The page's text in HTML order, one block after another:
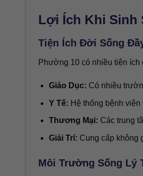
Lợi Ích Khi Sinh
Tiện Ích Đời Sống
Phường 10 có nhiều tiện ích
Giáo Dục: Có nhiều
Y Tế: Hệ thống bệnh
Thương Mại: Các trung
Giải Trí: Cung cấp không
Môi Trường Sống Lý